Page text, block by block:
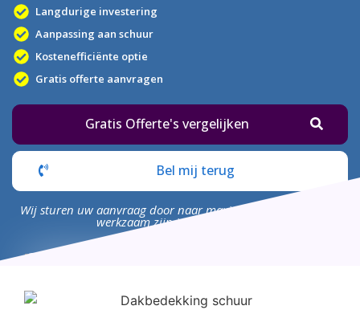
Langdurige investering
Aanpassing aan schuur
Kostenefficiënte optie
Gratis offerte aanvragen
Gratis Offerte's vergelijken
Bel mij terug
Wij sturen uw aanvraag door naar maximaal 4 bedrijven die
werkzaam zijn in uw omgeving.